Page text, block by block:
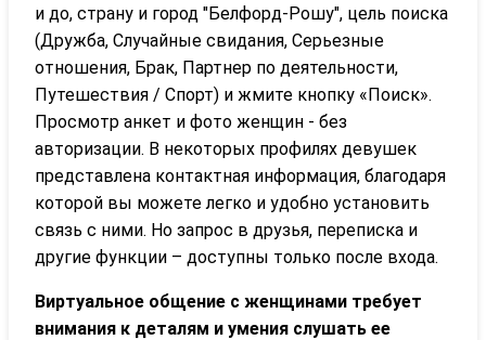
и до, страну и город "Белфорд-Рошу", цель поиска
(Дружба, Случайные свидания, Серьезные
отношения, Брак, Партнер по деятельности,
Путешествия / Спорт) и жмите кнопку «Поиск».
Просмотр анкет и фото женщин - без
авторизации. В некоторых профилях девушек
представлена контактная информация, благодаря
которой вы можете легко и удобно установить
связь с ними. Но запрос в друзья, переписка и
другие функции – доступны только после входа.
Виртуальное общение с женщинами требует
внимания к деталям и умения слушать ее